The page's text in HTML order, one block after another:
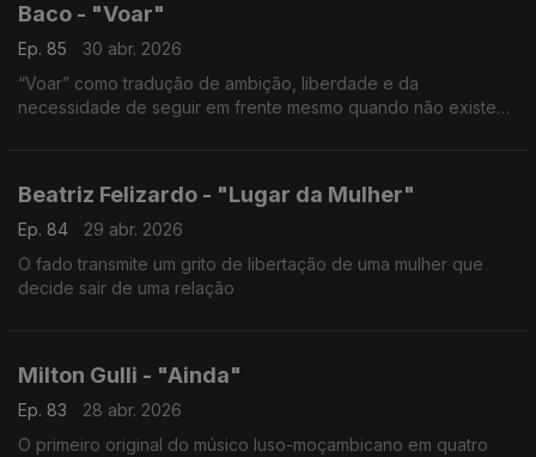
Baco - "Voar"
Ep. 85
30 abr. 2026
“Voar” como tradução de ambição, liberdade e da
necessidade de seguir em frente mesmo quando não existe
Beatriz Felizardo - "Lugar da Mulher"
Ep. 84
29 abr. 2026
O fado transmite um grito de libertação de uma mulher que
decide sair de uma relação
Milton Gulli - "Ainda"
Ep. 83
28 abr. 2026
O primeiro original do músico luso-moçambicano em quatro